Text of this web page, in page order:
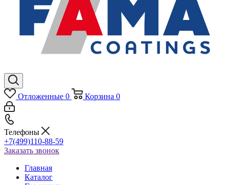
Отложенные 0 Корзина 0
Телефоны
+7(499)110-88-59
Заказать звонок
Главная
Каталог